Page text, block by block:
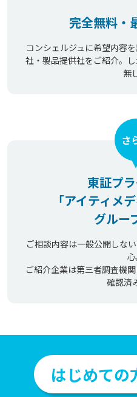
完全無料・
コンシェルジュに希望内容
社・製品提供社をご紹介。
無
東証プ
「アイティメ
グルー
さ
ご相談内容は一般公開しな
心
ご紹介企業は第三者調査機
確認済
はじめての